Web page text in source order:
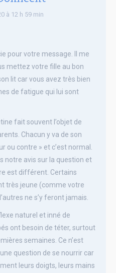
à 12 h 59 min
pour votre message. Il me
mettez votre fille au bon
lit car vous avez très bien
de fatigue qui lui sont
fait souvent l’objet de
Chacun y va de son
ou contre » et c’est normal.
notre avis sur la question et
est différent. Certains
très jeune (comme votre
ne s’y feront jamais.
naturel et inné de
ont besoin de téter, surtout
semaines. Ce n’est
question de se nourrir car
leurs doigts, leurs mains